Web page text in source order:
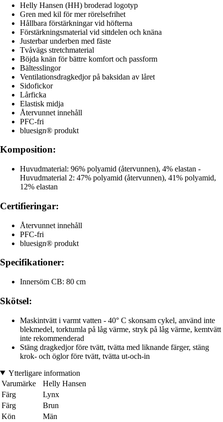
Helly Hansen (HH) broderad logotyp
Gren med kil för mer rörelsefrihet
Hållbara förstärkningar vid höfterna
Förstärkningsmaterial vid sittdelen och knäna
Justerbar underben med fäste
Tvåvägs stretchmaterial
Böjda knän för bättre komfort och passform
Bältesslingor
Ventilationsdragkedjor på baksidan av låret
Sidofickor
Lårficka
Elastisk midja
Återvunnet innehåll
PFC-fri
bluesign® produkt
Komposition:
Huvudmaterial: 96% polyamid (återvunnen), 4% elastan -
Huvudmaterial 2: 47% polyamid (återvunnen), 41% polyamid,
12% elastan
Certifieringar:
Återvunnet innehåll
PFC-fri
bluesign® produkt
Specifikationer:
Innersöm CB: 80 cm
Skötsel:
Maskintvätt i varmt vatten - 40° C skonsam cykel, använd inte
blekmedel, torktumla på låg värme, stryk på låg värme, kemtvätt
inte rekommenderad
Stäng dragkedjor före tvätt, tvätta med liknande färger, stäng
krok- och öglor före tvätt, tvätta ut-och-in
Ytterligare information
Varumärke
Helly Hansen
Färg
Lynx
Färg
Brun
Kön
Män